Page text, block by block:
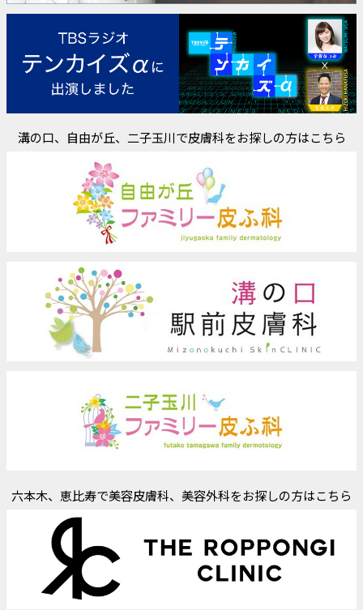
溝の口、自由が丘、二子玉川で皮膚科をお探しの方はこちら
六本木、恵比寿で美容皮膚科、美容外科をお探しの方はこちら